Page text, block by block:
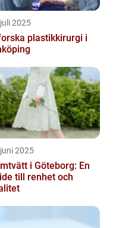
2025
plastikkirurgi i
2025
i Göteborg: En
till renhet och